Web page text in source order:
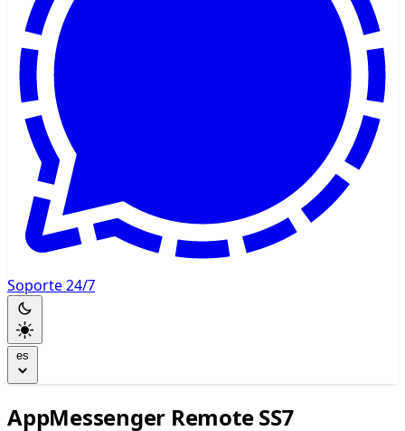
Soporte 24/7
es
AppMessenger Remote SS7